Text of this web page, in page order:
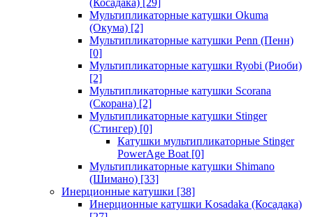
(Косадака) [29]
Мультипликаторные катушки Okuma
(Окума) [2]
Мультипликаторные катушки Penn (Пенн)
[0]
Мультипликаторные катушки Ryobi (Риоби)
[2]
Мультипликаторные катушки Scorana
(Скорана) [2]
Мультипликаторные катушки Stinger
(Стингер) [0]
Катушки мультипликаторные Stinger
PowerAge Boat [0]
Мультипликаторные катушки Shimano
(Шимано) [33]
Инерционные катушки [38]
Инерционные катушки Kosadaka (Косадака)